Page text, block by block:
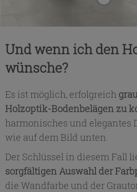
Und wenn ich den
wünsche?
Es ist möglich, erfolgreich
Holzoptik-Bodenbelägen zu
harmonisches und elegantes
wie auf dem Bild unten.
Der Schlüssel in diesem Fall
sorgfältigen Auswahl der
die Wandfarbe und der